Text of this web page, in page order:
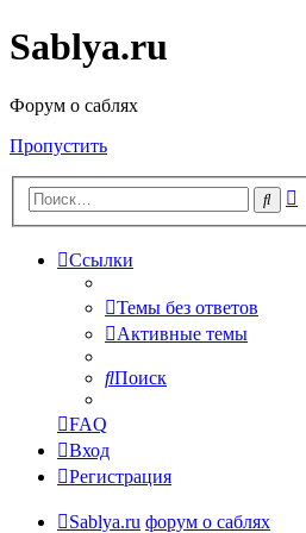
Sablya.ru
Форум о саблях
Пропустить
Поиск
Ссылки
Темы без ответов
Активные темы
Поиск
FAQ
Вход
Регистрация
Sablya.ru форум о саблях